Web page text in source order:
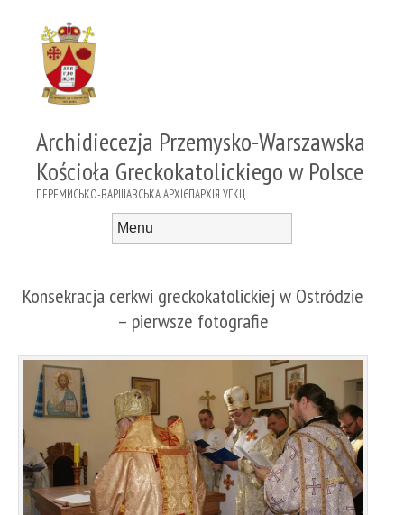
Archidiecezja Przemysko-Warszawska
Kościoła Greckokatolickiego w Polsce
ПЕРЕМИСЬКО-ВАРШАВСЬКА АРХІЄПАРХІЯ УГКЦ
Konsekracja cerkwi greckokatolickiej w Ostródzie
– pierwsze fotografie